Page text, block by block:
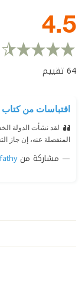
4.5
64تقييم
اقتباسات من كتاب
لقد نشأت الدولة
المنفصلة عنه، إن جاز
مشاركة من